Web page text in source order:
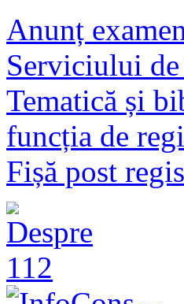
Anunț
Serviciului
Tematică și
funcția de
Fișă post